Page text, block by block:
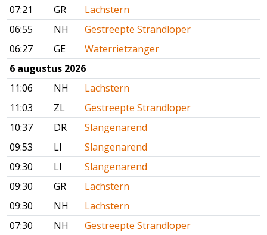
07:21
GR
Lachstern
06:55
NH
Gestreepte Strandloper
06:27
GE
Waterrietzanger
6 augustus 2026
11:06
NH
Lachstern
11:03
ZL
Gestreepte Strandloper
10:37
DR
Slangenarend
09:53
LI
Slangenarend
09:30
LI
Slangenarend
09:30
GR
Lachstern
09:30
NH
Lachstern
07:30
NH
Gestreepte Strandloper